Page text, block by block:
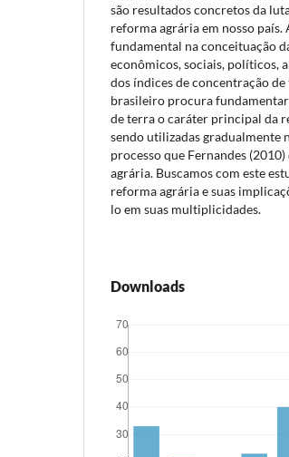
são resultados concretos da
reforma agrária em nosso
fundamental na conceituação
econômicos, sociais, políticos,
dos índices de concentração
brasileiro procura fundamentar
de terra o caráter principal da
sendo utilizadas gradualmente
processo que Fernandes
agrária. Buscamos com este
reforma agrária e suas
lo em suas multiplicidades.
Downloads